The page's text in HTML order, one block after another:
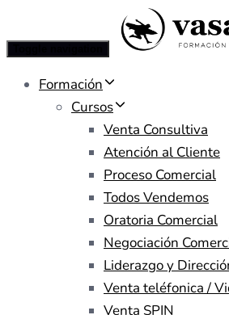
Formación
Cursos
Venta Consultiva
Atención al Cliente
Proceso Comercial
Todos Vendemos
Oratoria Comercial
Negociación
Liderazgo y
Venta teléfonica /
Venta SPIN